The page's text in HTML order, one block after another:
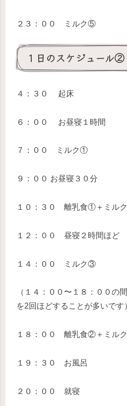
２３：００ ミルク⑤
１日のスケジュール②
４：３０ 起床
６：００ お昼寝１時間
７：００ ミルク①
９：００ お昼寝３０分
１０：３０ 離乳食①＋ミル
１２：００ 昼寝２時間ほど
１４：００ ミルク③
（１４：００〜１８：００の
を2回ほどすることが多いです
１８：００ 離乳食②＋ミル
１９：３０ お風呂
２０：００ 就寝